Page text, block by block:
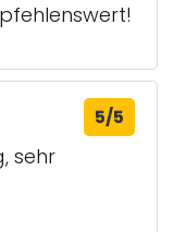
5/5
sehr